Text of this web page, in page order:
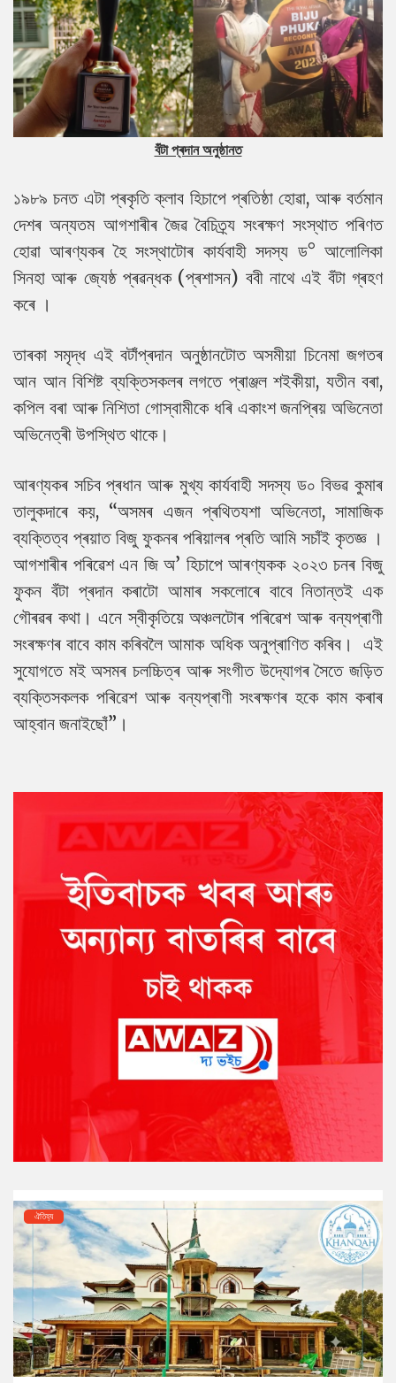
বঁটা প্ৰদান অনুষ্ঠানত
১৯৮৯ চনত এটা প্ৰকৃতি ক্লাব হিচাপে প্ৰতিষ্ঠা হোৱা, আৰু বৰ্তমান
দেশৰ অন্যতম আগশাৰীৰ জৈৱ বৈচিত্ৰ্য সংৰক্ষণ সংস্থাত পৰিণত
হোৱা আৰণ্যকৰ হৈ সংস্থাটোৰ কাৰ্যবাহী সদস্য ড° আলোলিকা
সিনহা আৰু জ্যেষ্ঠ প্ৰৱন্ধক (প্ৰশাসন) ববী নাথে এই বঁটা গ্ৰহণ
কৰে ।
তাৰকা সমৃদ্ধ এই বটাঁপ্ৰদান অনুষ্ঠানটোত অসমীয়া চিনেমা জগতৰ
আন আন বিশিষ্ট ব্যক্তিসকলৰ লগতে প্ৰাঞ্জল শইকীয়া, যতীন বৰা,
কপিল বৰা আৰু নিশিতা গোস্বামীকে ধৰি একাংশ জনপ্ৰিয় অভিনেতা
অভিনেত্ৰী উপস্থিত থাকে।
আৰণ্যকৰ সচিব প্ৰধান আৰু মুখ্য কাৰ্যবাহী সদস্য ড০ বিভৱ কুমাৰ
তালুকদাৰে কয়, “অসমৰ এজন প্ৰথিতযশা অভিনেতা, সামাজিক
ব্যক্তিত্ব প্ৰয়াত বিজু ফুকনৰ পৰিয়ালৰ প্ৰতি আমি সচাঁই কৃতজ্ঞ ।
আগশাৰীৰ পৰিৱেশ এন জি অ’ হিচাপে আৰণ্যকক ২০২৩ চনৰ বিজু
ফুকন বঁটা প্ৰদান কৰাটো আমাৰ সকলোৰে বাবে নিতান্তই এক
গৌৰৱৰ কথা। এনে স্বীকৃতিয়ে অঞ্চলটোৰ পৰিৱেশ আৰু বন্যপ্ৰাণী
সংৰক্ষণৰ বাবে কাম কৰিবলৈ আমাক অধিক অনুপ্ৰাণিত কৰিব। এই
সুযোগতে মই অসমৰ চলচ্চিত্ৰ আৰু সংগীত উদ্যোগৰ সৈতে জড়িত
ব্যক্তিসকলক পৰিৱেশ আৰু বন্যপ্ৰাণী সংৰক্ষণৰ হকে কাম কৰাৰ
আহ্বান জনাইছোঁ”।
ঐতিহ্য